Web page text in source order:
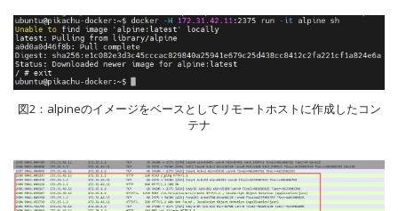
図2：alpineのイメージをベースとしてリモートホストに作成したコン
テナ